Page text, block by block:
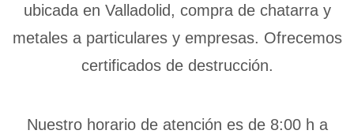
ubicada en Valladolid, compra de chatarra y
metales a particulares y empresas. Ofrecemos
certificados de destrucción.
Nuestro horario de atención es de 8:00 h a